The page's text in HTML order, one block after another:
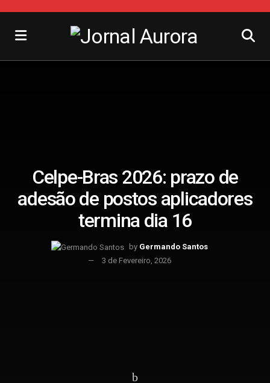
Celpe-Bras 2026: prazo de
adesão de postos aplicadores
termina dia 16
by Germando Santos
3 de Fevereiro, 2026